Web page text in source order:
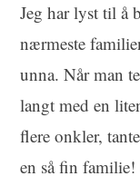
Jeg har lyst til å
nærmeste
unna. Når man
langt med en
flere onkler,
en så fin